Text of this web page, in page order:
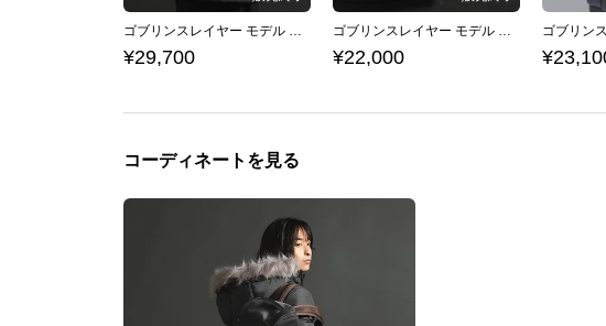
ゴブリンスレイヤー モデル アウター＆ネックレス
¥29,700
ゴブリンスレイヤー モデル バックパック
¥22,000
コーディネートを見る